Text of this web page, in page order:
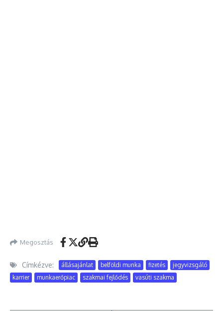
Megosztás
Címkézve: állásajánlat belföldi munka fizetés
jegyvizsgáló
karrier
munkaerőpiac szakmai fejlődés vasúti szakma